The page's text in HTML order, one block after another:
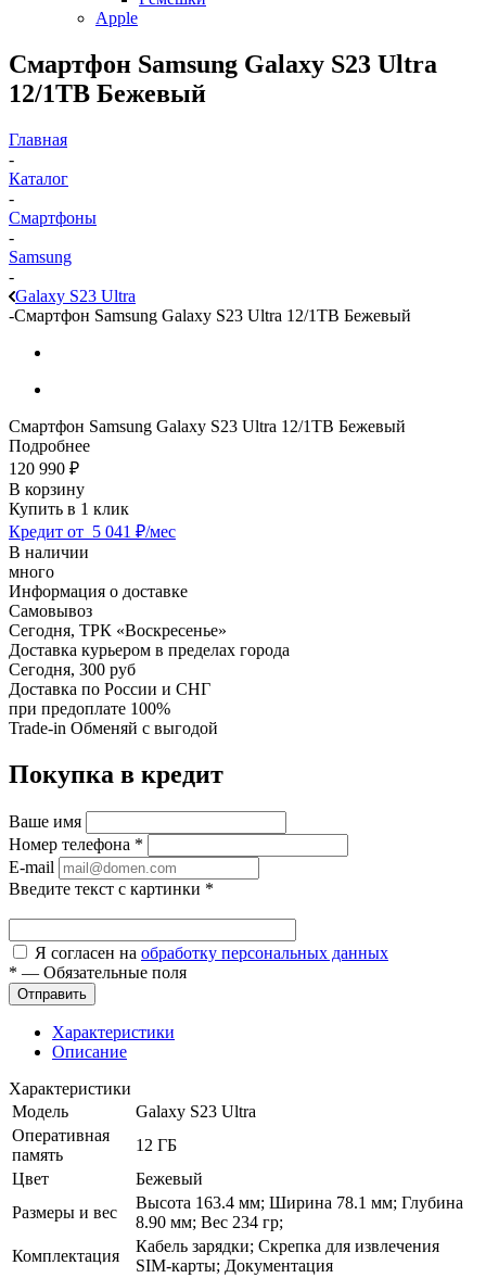
Apple
Смартфон Samsung Galaxy S23 Ultra
12/1TB Бежевый
Главная
-
Каталог
-
Смартфоны
-
Samsung
-
Galaxy S23 Ultra
-Смартфон Samsung Galaxy S23 Ultra 12/1TB Бежевый
Смартфон Samsung Galaxy S23 Ultra 12/1TB Бежевый
Подробнее
120 990 ₽
В корзину
Купить в 1 клик
Кредит от 5 041 ₽/мес
В наличии
много
Информация о доставке
Самовывоз
Сегодня, ТРК «Воскресенье»
Доставка курьером в пределах города
Сегодня, 300 руб
Доставка по России и СНГ
при предоплате 100%
Trade-in Обменяй с выгодой
Покупка в кредит
Ваше имя
Номер телефона *
E-mail
Введите текст с картинки *
Я согласен на обработку персональных данных
* — Обязательные поля
Характеристики
Описание
Характеристики
Модель
Galaxy S23 Ultra
Оперативная
память
12 ГБ
Цвет
Бежевый
Размеры и вес
Высота 163.4 мм; Ширина 78.1 мм; Глубина
8.90 мм; Вес 234 гр;
Комплектация
Кабель зарядки; Скрепка для извлечения
SIM-карты; Документация